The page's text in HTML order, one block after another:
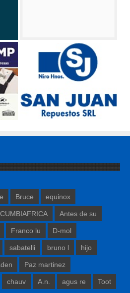
Bruce equinox
CUMBIAFRICA Antes de su
Franco lu D-mol
sabatelli bruno l hijo
Paz martinez
chauv A.n. agus re Toot